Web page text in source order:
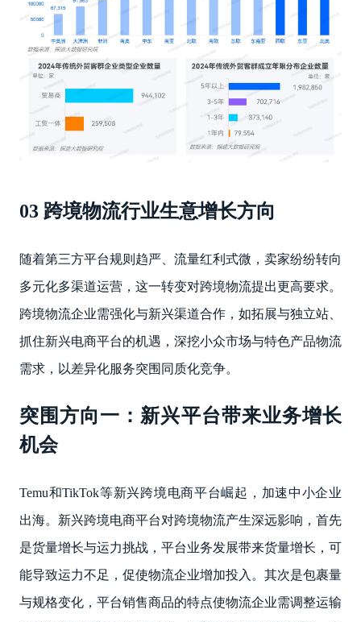
03 跨境物流行业生意增长方向
随着第三方平台规则趋严、流量红利式微，卖家纷纷转向
多元化多渠道运营，这一转变对跨境物流提出更高要求。
跨境物流企业需强化与新兴渠道合作，如拓展与独立站、
抓住新兴电商平台的机遇，深挖小众市场与特色产品物流
需求，以差异化服务突围同质化竞争。
突围方向一：新兴平台带来业务增长
机会
Temu和TikTok等新兴跨境电商平台崛起，加速中小企业
出海。新兴跨境电商平台对跨境物流产生深远影响，首先
是货量增长与运力挑战，平台业务发展带来货量增长，可
能导致运力不足，促使物流企业增加投入。其次是包裹量
与规格变化，平台销售商品的特点使物流企业需调整运输